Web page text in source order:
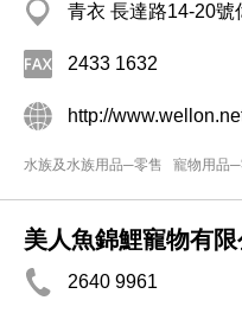
青衣 長達路14-20號
2433 1632
http://
水族及水族用品─零售 寵物用品
美人魚錦鯉寵物有限
2640 9961